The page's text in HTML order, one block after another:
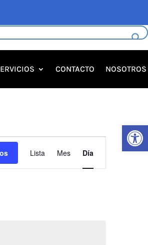
Abrir
CONTACTO NOSOTROS
de
Lista Mes Día